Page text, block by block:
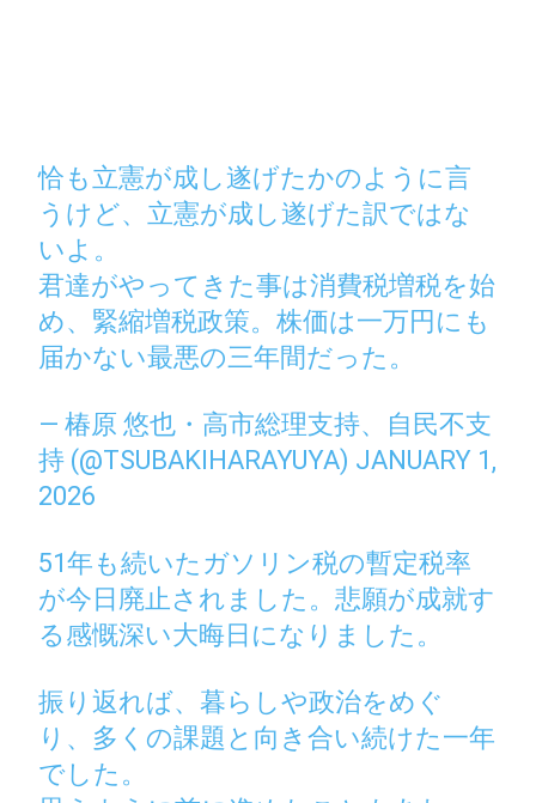
恰も立憲が成し遂げたかのように言
うけど、立憲が成し遂げた訳ではな
いよ。
君達がやってきた事は消費税増税を始
め、緊縮増税政策。株価は一万円にも
届かない最悪の三年間だった。
— 椿原 悠也・高市総理支持、自民不支
持 (@TSUBAKIHARAYUYA) JANUARY 1,
2026
51年も続いたガソリン税の暫定税率
が今日廃止されました。悲願が成就す
る感慨深い大晦日になりました。
振り返れば、暮らしや政治をめぐ
り、多くの課題と向き合い続けた一年
でした。